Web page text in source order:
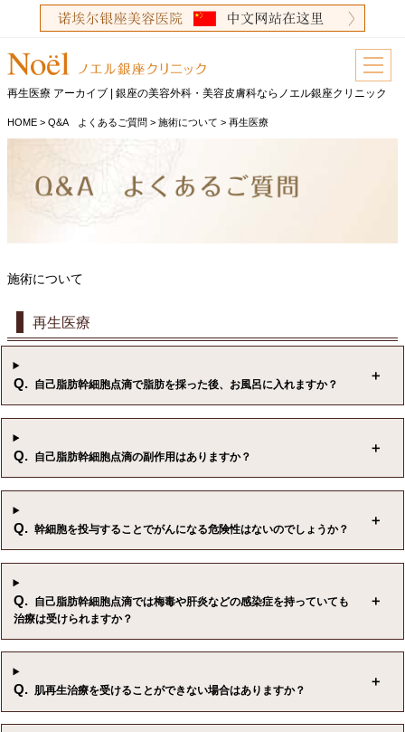
再生医療 アーカイブ | 銀座の美容外科・美容皮膚科ならノエル銀座クリニック
HOME >Q&A よくあるご質問 >施術について >再生医療
施術について
再生医療
Q. 自己脂肪幹細胞点滴で脂肪を採った後、お風呂に入れますか？
Q. 自己脂肪幹細胞点滴の副作用はありますか？
Q. 幹細胞を投与することでがんになる危険性はないのでしょうか？
Q.
自己脂肪幹細胞点滴では梅毒や肝炎などの感染症を持っていても
治療は受けられますか？
Q. 肌再生治療を受けることができない場合はありますか？